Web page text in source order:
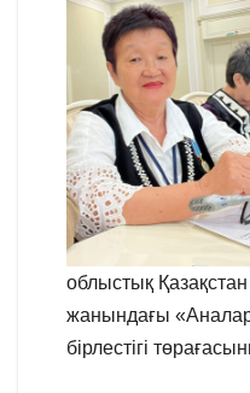
облыстық
жанындағы
бірлестігі